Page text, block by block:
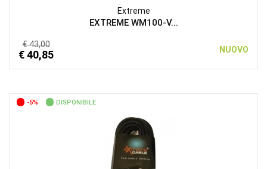
Extreme
EXTREME WM100-V...
€ 43,00
€ 40,85 NUOVO
-5% DISPONIBILE